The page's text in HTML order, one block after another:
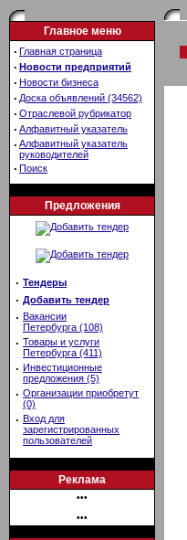
Главное меню
· Главная страница
· Новости предприятий
· Новости бизнеса
· Доска объявлений (34562)
· Отраслевой рубрикатор
· Алфавитный указатель
· Алфавитный указатель
руководителей
· Поиск
Предложения
· Тендеры
· Добавить тендер
· Вакансии
Петербурга (108)
· Товары и услуги
Петербурга (411)
· Инвестиционные
предложения (5)
· Организации приобретут
(0)
· Вход для
зарегистрированных
пользователей
Реклама
•••
•••